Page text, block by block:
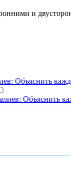
и
Объяснить